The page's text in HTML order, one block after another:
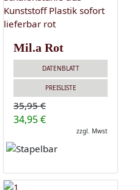
Mil.a Rot
DATENBLATT
PREISLISTE
35,95 €
34,95 €
zzgl. Mwst